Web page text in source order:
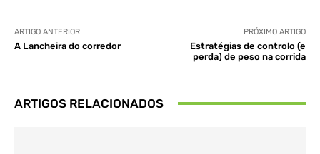
ARTIGO ANTERIOR
A Lancheira do corredor
PRÓXIMO ARTIGO
Estratégias de controlo (e
perda) de peso na corrida
ARTIGOS RELACIONADOS